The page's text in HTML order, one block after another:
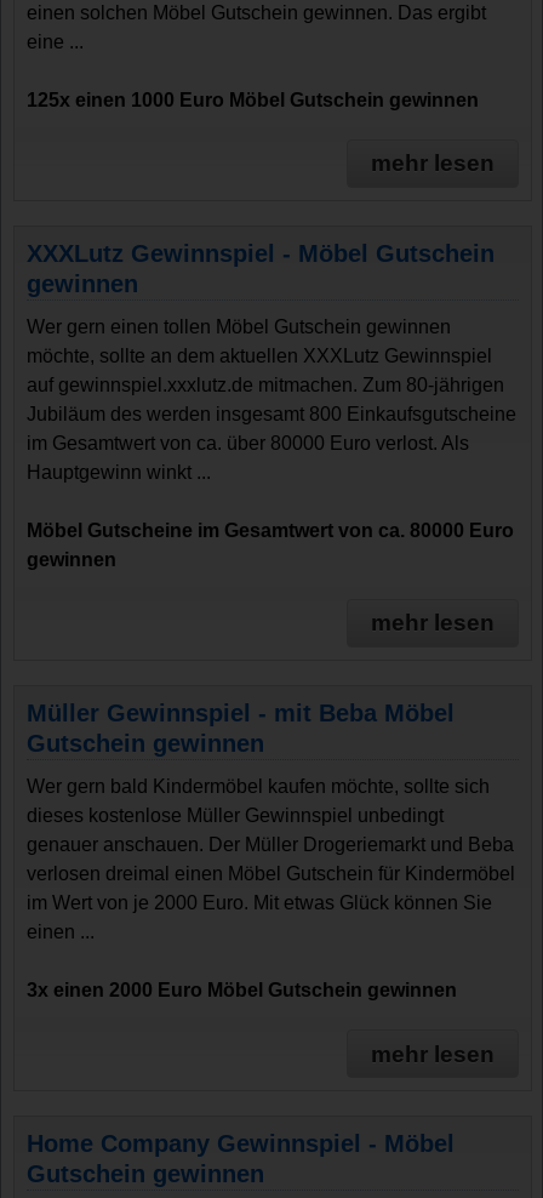
einen solchen Möbel Gutschein gewinnen. Das ergibt
eine ...
125x einen 1000 Euro Möbel Gutschein gewinnen
mehr lesen
XXXLutz Gewinnspiel - Möbel Gutschein
gewinnen
Wer gern einen tollen Möbel Gutschein gewinnen
möchte, sollte an dem aktuellen XXXLutz Gewinnspiel
auf gewinnspiel.xxxlutz.de mitmachen. Zum 80-jährigen
Jubiläum des werden insgesamt 800 Einkaufsgutscheine
im Gesamtwert von ca. über 80000 Euro verlost. Als
Hauptgewinn winkt ...
Möbel Gutscheine im Gesamtwert von ca. 80000 Euro
gewinnen
mehr lesen
Müller Gewinnspiel - mit Beba Möbel
Gutschein gewinnen
Wer gern bald Kindermöbel kaufen möchte, sollte sich
dieses kostenlose Müller Gewinnspiel unbedingt
genauer anschauen. Der Müller Drogeriemarkt und Beba
verlosen dreimal einen Möbel Gutschein für Kindermöbel
im Wert von je 2000 Euro. Mit etwas Glück können Sie
einen ...
3x einen 2000 Euro Möbel Gutschein gewinnen
mehr lesen
Home Company Gewinnspiel - Möbel
Gutschein gewinnen